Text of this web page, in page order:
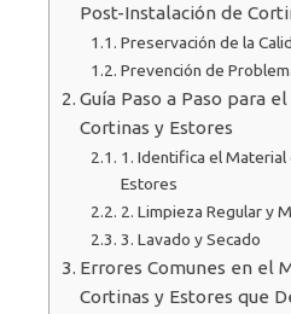
Post-Instalación de
Preservación de la
Prevención de
Guía Paso a Paso para
Cortinas y Estores
1. Identifica el Material
Estores
2. Limpieza Regular y
3. Lavado y Secado
Errores Comunes en el
Cortinas y Estores que